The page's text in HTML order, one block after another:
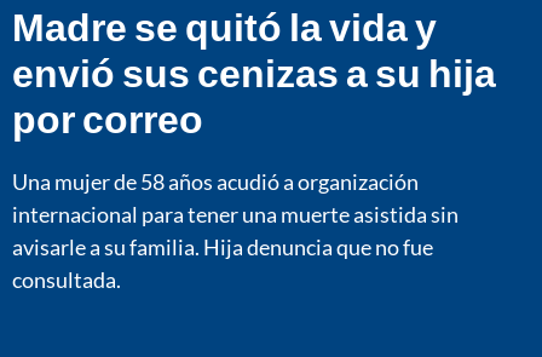
Madre se quitó la vida y
envió sus cenizas a su hija
por correo
Una mujer de 58 años acudió a organización
internacional para tener una muerte asistida sin
avisarle a su familia. Hija denuncia que no fue
consultada.